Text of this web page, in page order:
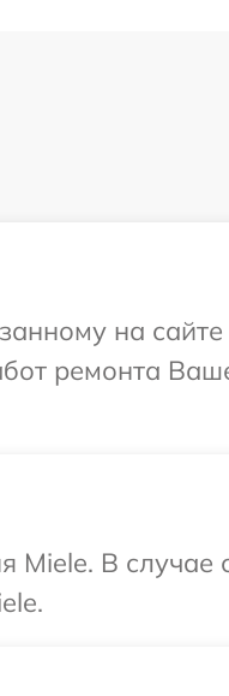
на сайте
ремонта
Miele. В случае